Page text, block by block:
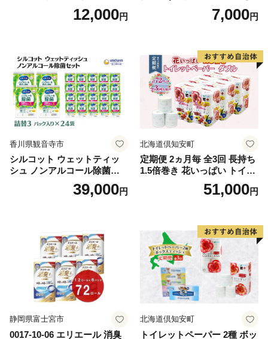
【タオル 泉州タオル 吸水 普
段使い 無地 シンプル 日用品
12,000円
40ml×4袋 ボディーソープ 泡
ボディソープ 泡 日用品 消耗
泡石鹸 石鹸 兵庫 兵庫県 小野
7,000円
香川県観音寺市
シルコット ウェットティッ
シュ ノンアルコール除菌詰
替（43枚×3P）×24袋 日用品
おもちゃ 拭き取り 手拭き 外
39,000円
北海道倶知安町
定期便 2ヵ月毎 全3回 長持ち
1.5倍巻き 花いっぱい トイレ
ットペーパー ダブル 45ｍ 計
72ロール 全18種 花柄 プリン
ー 消耗品 備蓄 送料無料 北海
道 倶知安町 日用品
51,000円
静岡県富士宮市
0017-10-06 エリエール 消臭
北海道倶知安町
トイレットペーパー 2種 ボッ